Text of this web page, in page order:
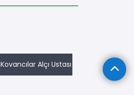
Kovancılar Alçı Ustası Maden Alçı